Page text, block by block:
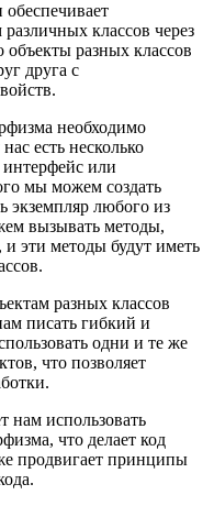
классов через
разных классов
друга с
необходимо
есть несколько
или
мы можем создать
экземпляр любого из
вызывать методы,
эти методы будут иметь
разных классов
писать гибкий и
одни и те же
что позволяет
нам использовать
что делает код
продвигает принципы